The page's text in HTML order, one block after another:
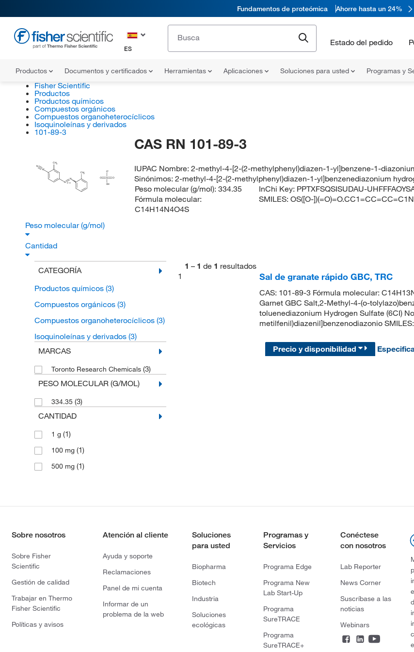
Fundamentos de proteómica Ahorre hasta un 24%
ES
Estado del pedido
Productos Documentos y certificados Herramientas Aplicaciones Soluciones para usted Programas y
Fisher Scientific
Productos
Productos químicos
Compuestos orgánicos
Compuestos organoheterocíclicos
Isoquinoleínas y derivados
101-89-3
CH3
N
N
N
N
CH3
OH
S
O
O
O
(E/Z)
CAS RN 101-89-3
IUPAC Nombre:2-methyl-4-[2-(2-methylphenyl)diazen-1-yl]benzene-1-
Sinónimos:2-methyl-4-[2-(2-methylphenyl)diazen-1-yl]benzenediazonium
Peso molecular (g/mol): 334.35
Fórmula molecular:
C14H14N4O4S
InChi Key: PPTXFSQSISUDAU-
SMILES:OS([O-
Peso molecular (g/mol)
Cantidad
CATEGORÍA
Productos químicos (3)
Compuestos orgánicos (3)
Compuestos organoheterocíclicos (3)
Isoquinoleínas y derivados (3)
MARCAS
Toronto Research Chemicals (3)
PESO MOLECULAR (G/MOL)
334.35 (3)
CANTIDAD
1 g (1)
100 mg (1)
500 mg (1)
1 – 1 de 1 resultados
1
Sal de granate rápido GBC, TRC
CAS: 101-89-3 Fórmula molecular:
Garnet GBC Salt,2-Methyl-4-(o-
toluenediazonium Hydrogen Sulfate (6CI)
metilfenil)diazenil]benzenodiazonio
Precio y disponibilidad
Sobre nosotros
Sobre Fisher
Scientific
Gestión de calidad
Trabajar en Thermo
Fisher Scientific
Políticas y avisos
Atención al cliente
Ayuda y soporte
Reclamaciones
Panel de mi cuenta
Informar de un
problema de la web
Soluciones
para usted
Biopharma
Biotech
Industria
Soluciones
ecológicas
Programas y
Servicios
Programa Edge
Programa New
Lab Start-Up
Programa
SureTRACE
Programa
SureTRACE+
Conéctese
con nosotros
Lab Reporter
News Corner
Suscríbase a las
noticias
Webinars